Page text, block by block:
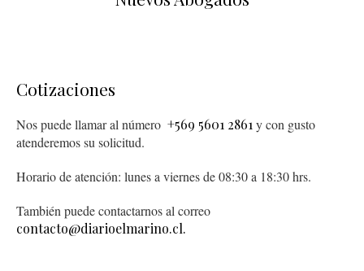
Cotizaciones
Nos puede llamar al número +569 5601 2861 y con gusto
atenderemos su solicitud.
Horario de atención: lunes a viernes de 08:30 a 18:30 hrs.
También puede contactarnos al correo
contacto@diarioelmarino.cl.